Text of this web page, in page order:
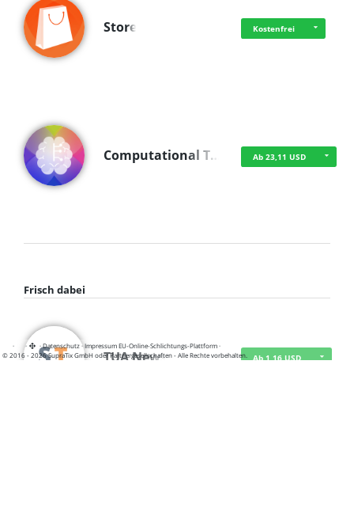
Store Kostenfrei
Computational T… Ab 23,11 USD
Frisch dabei
TUA News Ab 1,16 USD
· · ·Datenschutz·Impressum EU-Online-Schlichtungs-Plattform·
© 2016 - 2026 SupraTix GmbH oder Partnergesellschaften - Alle Rechte vorbehalten.